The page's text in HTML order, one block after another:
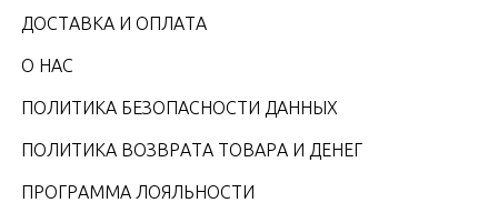
ДОСТАВКА И ОПЛАТА
О НАС
ПОЛИТИКА БЕЗОПАСНОСТИ ДАННЫХ
ПОЛИТИКА ВОЗВРАТА ТОВАРА И ДЕНЕГ
ПРОГРАММА ЛОЯЛЬНОСТИ